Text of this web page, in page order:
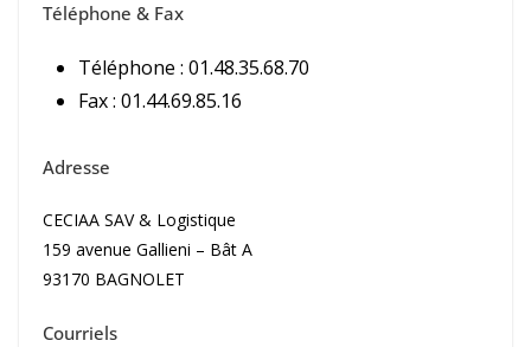
Téléphone & Fax
Téléphone : 01.48.35.68.70
Fax : 01.44.69.85.16
Adresse
CECIAA SAV & Logistique
159 avenue Gallieni – Bât A
93170 BAGNOLET
Courriels